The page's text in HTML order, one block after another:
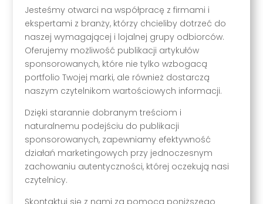
Jesteśmy otwarci na współpracę z firmami i
ekspertami z branży, którzy chcieliby dotrzeć do
naszej wymagającej i lojalnej grupy odbiorców.
Oferujemy możliwość publikacji artykułów
sponsorowanych, które nie tylko wzbogacą
portfolio Twojej marki, ale również dostarczą
naszym czytelnikom wartościowych informacji.
Dzięki starannie dobranym treściom i
naturalnemu podejściu do publikacji
sponsorowanych, zapewniamy efektywność
działań marketingowych przy jednoczesnym
zachowaniu autentyczności, której oczekują nasi
czytelnicy.
Skontaktuj się z nami za pomocą poniższego